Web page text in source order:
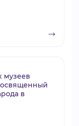
музеев
в